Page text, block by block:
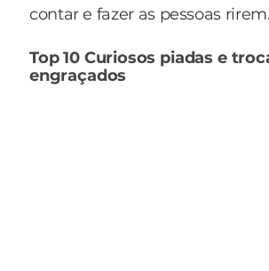
contar e fazer as pessoas rirem.
Top 10 Curiosos piadas e
engraçados